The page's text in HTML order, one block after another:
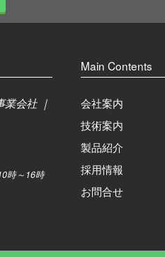
会社 ｜
～16時
Main Contents
会社案内
技術案内
製品紹介
採用情報
お問合せ